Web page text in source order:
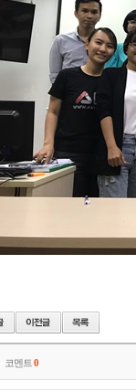
코멘트 0